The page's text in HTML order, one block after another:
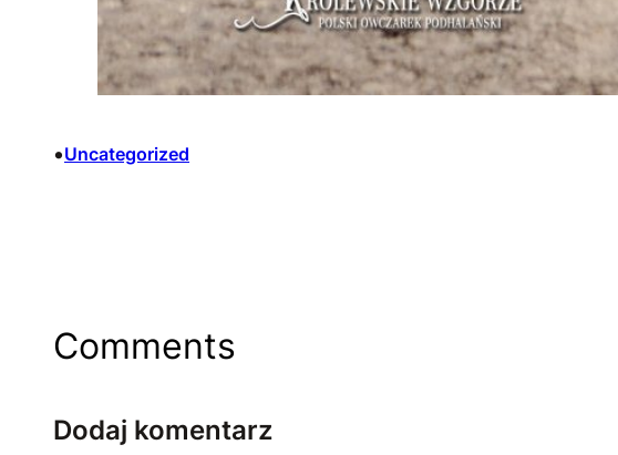
•Uncategorized
Comments
Dodaj komentarz